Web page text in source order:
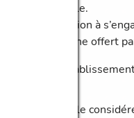
ou d’école.
L’invitation à
chrétienne offert
Le projet
Il convient de le